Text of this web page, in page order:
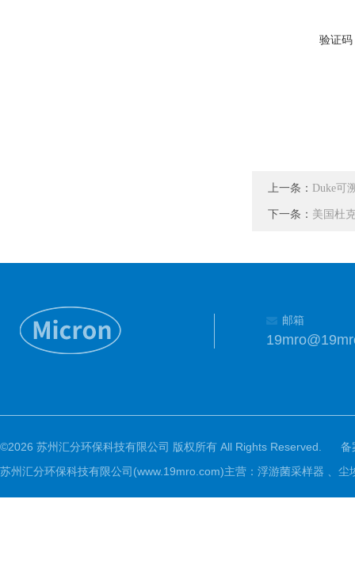
验证码
上一条： Duke可
下一条： 美国杜
邮箱
©2026 苏州汇分环保科技有限公司 版权所有 All Rights Reserved.
备
苏州汇分环保科技有限公司(www.19mro.com)主营：浮游菌采样器 、